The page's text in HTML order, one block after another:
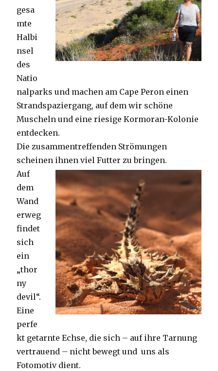
gesa
mte
Halbi
nsel
des
Natio
nalparks und machen am Cape Peron einen
Strandspaziergang, auf dem wir schöne
Muscheln und eine riesige Kormoran-Kolonie
entdecken.
Die zusammentreffenden Strömungen
scheinen ihnen viel Futter zu bringen.
Auf
dem
Wand
erweg
findet
sich
ein
„thor
ny
devil“.
Eine
perfe
kt getarnte Echse, die sich – auf ihre Tarnung
vertrauend – nicht bewegt und uns als
Fotomotiv dient.